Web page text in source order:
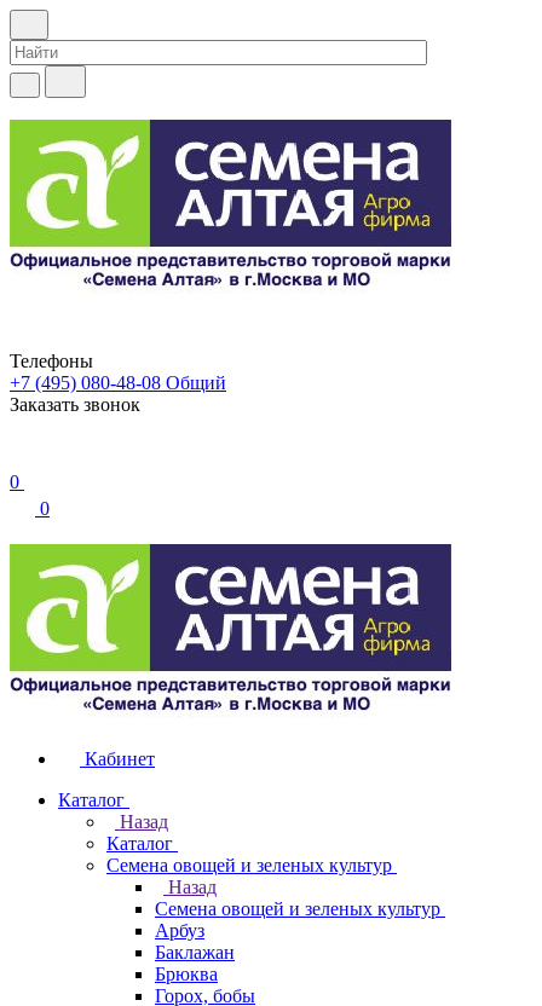
Телефоны
+7 (495) 080-48-08 Общий
Заказать звонок
0
0
Кабинет
Каталог
Назад
Каталог
Семена овощей и зеленых культур
Назад
Семена овощей и зеленых культур
Арбуз
Баклажан
Брюква
Горох, бобы